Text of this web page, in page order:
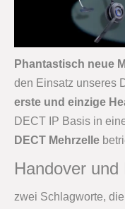
Phantastisch neue
den Einsatz unseres
erste und einzige
DECT IP Basis in
DECT Mehrzelle
Handover und
zwei Schlagworte,